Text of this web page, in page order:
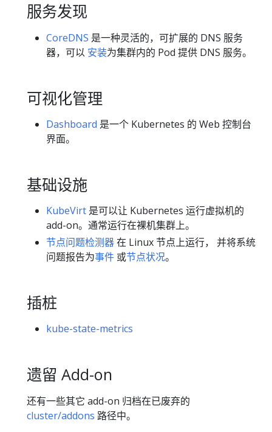
服务发现
CoreDNS 是一种灵活的，可扩展的 DNS 服务
器，可以 安装为集群内的 Pod 提供 DNS 服务。
可视化管理
Dashboard 是一个 Kubernetes 的 Web 控制台
界面。
基础设施
KubeVirt 是可以让 Kubernetes 运行虚拟机的
add-on。通常运行在裸机集群上。
节点问题检测器在 Linux 节点上运行， 并将系统
问题报告为事件 或节点状况。
插桩
kube-state-metrics
遗留 Add-on
还有一些其它 add-on 归档在已废弃的
cluster/addons 路径中。